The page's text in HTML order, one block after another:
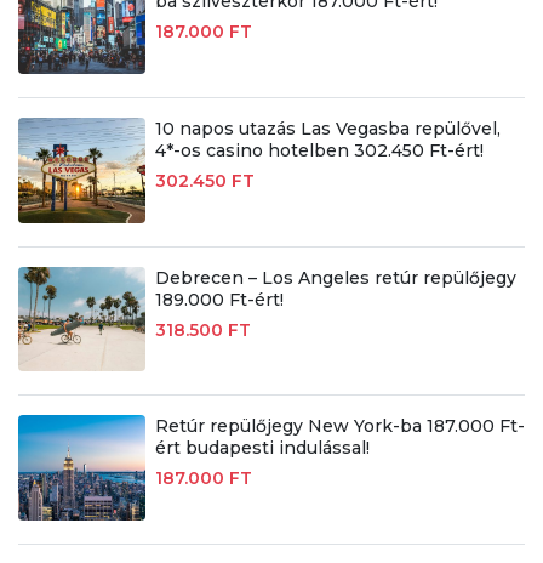
187.000 FT
10 napos utazás Las Vegasba repülővel,
4*-os casino hotelben 302.450 Ft-ért!
302.450 FT
Debrecen – Los Angeles retúr repülőjegy
189.000 Ft-ért!
318.500 FT
Retúr repülőjegy New York-ba 187.000 Ft-
ért budapesti indulással!
187.000 FT